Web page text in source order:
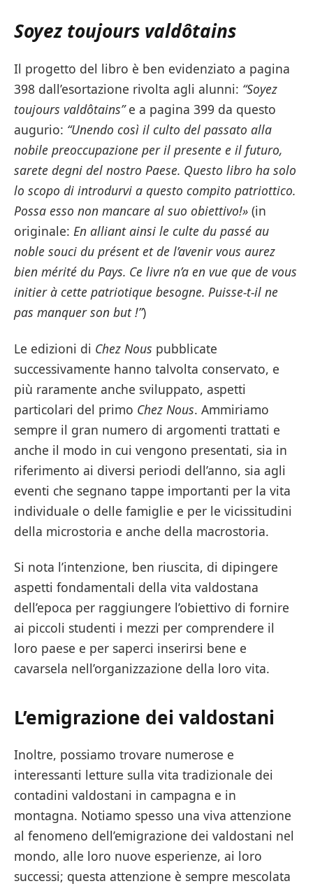
Soyez toujours valdôtains
Il progetto del libro è ben evidenziato a pagina
398 dall’esortazione rivolta agli alunni: “Soyez
toujours valdôtains”e a pagina 399 da questo
augurio: “Unendo così il culto del passato alla
nobile preoccupazione per il presente e il futuro,
sarete degni del nostro Paese. Questo libro ha solo
lo scopo di introdurvi a questo compito patriottico.
Possa esso non mancare al suo obiettivo!» (in
originale: En alliant ainsi le culte du passé au
noble souci du présent et de l’avenir vous aurez
bien mérité du Pays. Ce livre n’a en vue que de vous
initier à cette patriotique besogne. Puisse-t-il ne
pas manquer son but !”)
Le edizioni di Chez Nous pubblicate
successivamente hanno talvolta conservato, e
più raramente anche sviluppato, aspetti
particolari del primo Chez Nous. Ammiriamo
sempre il gran numero di argomenti trattati e
anche il modo in cui vengono presentati, sia in
riferimento ai diversi periodi dell’anno, sia agli
eventi che segnano tappe importanti per la vita
individuale o delle famiglie e per le vicissitudini
della microstoria e anche della macrostoria.
Si nota l’intenzione, ben riuscita, di dipingere
aspetti fondamentali della vita valdostana
dell’epoca per raggiungere l’obiettivo di fornire
ai piccoli studenti i mezzi per comprendere il
loro paese e per saperci inserirsi bene e
cavarsela nell’organizzazione della loro vita.
L’emigrazione dei valdostani
Inoltre, possiamo trovare numerose e
interessanti letture sulla vita tradizionale dei
contadini valdostani in campagna e in
montagna. Notiamo spesso una viva attenzione
al fenomeno dell’emigrazione dei valdostani nel
mondo, alle loro nuove esperienze, ai loro
successi; questa attenzione è sempre mescolata